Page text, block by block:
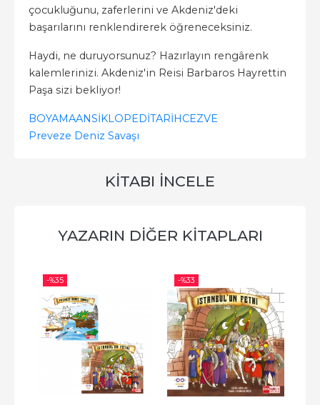
çocukluğunu, zaferlerini ve Akdeniz'deki
başarılarını renklendirerek öğreneceksiniz.
Haydi, ne duruyorsunuz? Hazırlayın rengârenk
kalemlerinizi. Akdeniz'in Reisi Barbaros Hayrettin
Paşa sizi bekliyor!
BOYAMAANSİKLOPEDİTARİHCEZVE
Preveze Deniz Savaşı
KITABI İNCELE
YAZARIN DIĞER KITAPLARI
-%35 -%33